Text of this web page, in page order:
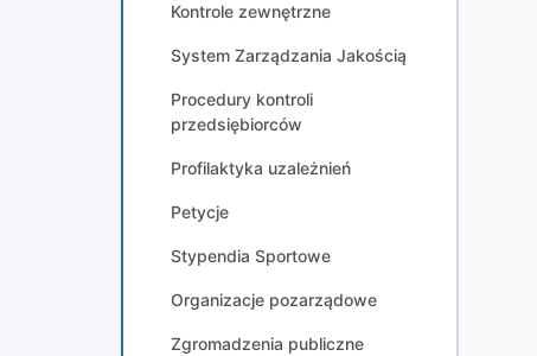
Kontrole zewnętrzne
System Zarządzania Jakością
Procedury kontroli
przedsiębiorców
Profilaktyka uzależnień
Petycje
Stypendia Sportowe
Organizacje pozarządowe
Zgromadzenia publiczne